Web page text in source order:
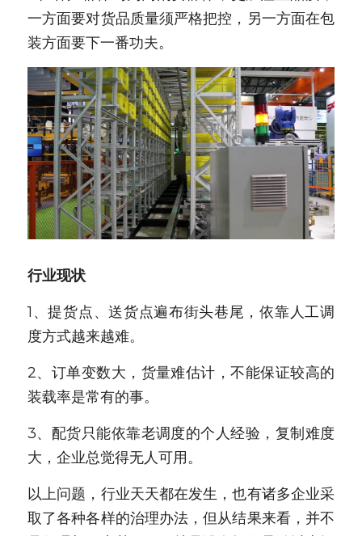
一方面要对货品质量须严格把控，另一方面在包
装方面要下一番功夫。
行业现状
1、提货点、送货点遍布街头巷尾，依靠人工调
度方式越来越难。
2、订单变数大，货量难估计，不能保证较高的
装载率是常有的事。
3、配货只能依靠老调度的个人经验，复制难度
大，企业总觉得无人可用。
以上问题，行业天天都在发生，也有诸多企业采
取了各种各样的治理办法，但从结果来看，并不